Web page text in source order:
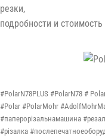
резки,
подробности и
#PolarN78PLUS #PolarN78 #
#Polar #PolarMohr
#паперорізальнамашина
#різалка